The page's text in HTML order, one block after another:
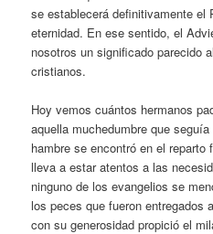
se establecerá definitivamente el
eternidad. En ese sentido, el
nosotros un significado parecido
cristianos.
Hoy vemos cuántos hermanos
aquella muchedumbre que
hambre se encontró en el reparto
lleva a estar atentos a las
ninguno de los evangelios se
los peces que fueron entregados
con su generosidad propició el